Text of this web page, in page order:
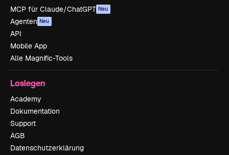
MCP für Claude/ChatGPT Neu
Agenten Neu
API
Mobile App
Alle Magnific-Tools
Loslegen
Academy
Dokumentation
Support
AGB
Datenschutzerklärung